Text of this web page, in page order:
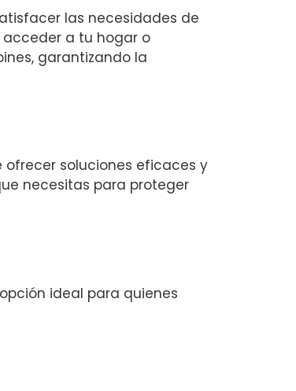
las necesidades de
acceder a tu hogar o
garantizando la
soluciones eficaces y
necesitas para proteger
ideal para quienes